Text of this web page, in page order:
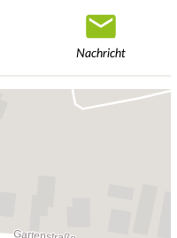
Nachricht